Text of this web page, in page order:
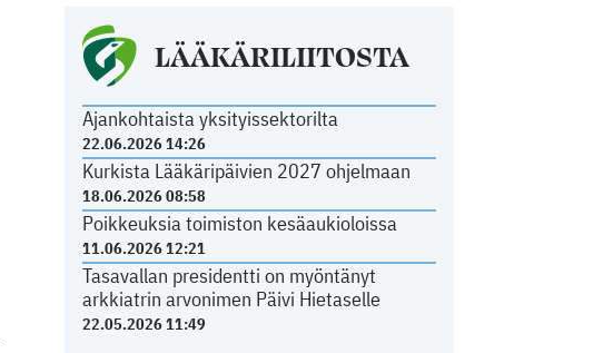
LÄÄKÄRILIITOSTA
Ajankohtaista yksityissektorilta
22.06.2026 14:26
Kurkista Lääkäripäivien 2027 ohjelmaan
18.06.2026 08:58
Poikkeuksia toimiston kesäaukioloissa
11.06.2026 12:21
Tasavallan presidentti on myöntänyt
arkkiatrin arvonimen Päivi Hietaselle
22.05.2026 11:49